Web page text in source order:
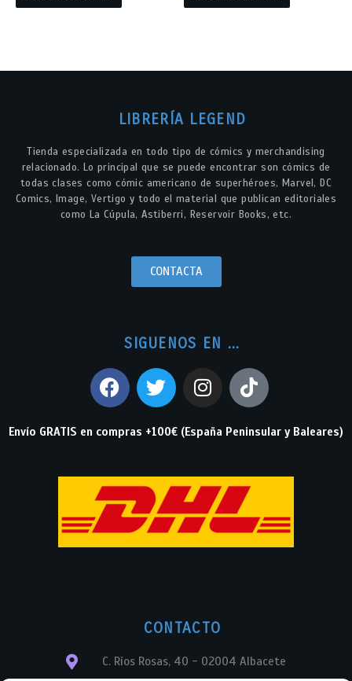
LIBRERÍA LEGEND
Tienda especializada en todo tipo de cómics y merchandising
relacionado. Lo principal que se puede encontrar son cómics de
todas clases como cómic americano de superhéroes, Marvel, DC
Comics, Image, Vertigo y todo el material que publican editoriales
como La Cúpula, Astiberri, Reservoir Books, etc.
CONTACTA
SIGUENOS EN ...
Envío GRATIS en compras +100€ (España Peninsular y Baleares)
CONTACTO
C. Ríos Rosas, 40 - 02004 Albacete